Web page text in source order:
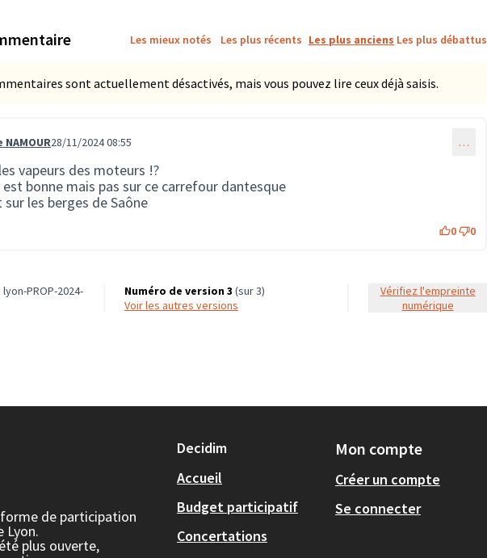
Les mieux notés Les plus récents Les plus anciens Les plus débattus
sont actuellement désactivés, mais vous pouvez lire ceux déjà saisis.
2973 28/11/2024 08:55 …
vapeurs des moteurs !?
est bonne mais pas sur ce carrefour dantesque
les berges de Saône
0 0
PROP-2024-
Numéro de version 3 (sur 3)
voir les autres versions
Vérifiez l'empreinte
numérique
de participation
Lyon.
plus ouverte,
Decidim
Accueil
Budget participatif
Concertations
Mon compte
Créer un compte
Se connecter